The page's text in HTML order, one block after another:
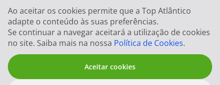
Ao aceitar os cookies permite que a Top Atlântico
adapte o conteúdo às suas preferências.
Se continuar a navegar aceitará a utilização de cookies
no site. Saiba mais na nossa Política de Cookies.
Aceitar cookies
2026 © Todos os direitos reservados:Top Atlântico, Viagens e Turismo